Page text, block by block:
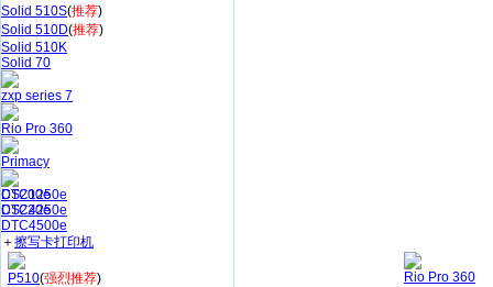
Solid 510S(推荐)
Solid 510D(推荐)
Solid 510K
Solid 70
zxp series 7
Rio Pro 360
Primacy
CS200e
CS220e
DTC1250e
DTC4250e
DTC4500e
＋擦写卡打印机
P510(强烈推荐)
Rio Pro 360